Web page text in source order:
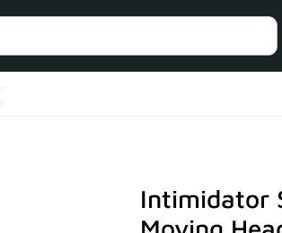
Intimidator